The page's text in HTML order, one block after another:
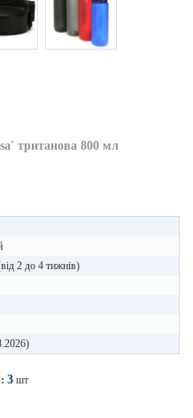
тританова 800 мл
2 до 4 тижнів)
3 шт